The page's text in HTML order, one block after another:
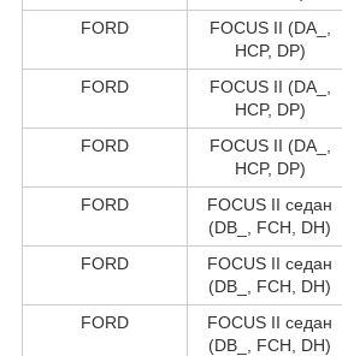
FORD
FOCUS II (DA_,
HCP, DP)
FORD
FOCUS II (DA_,
HCP, DP)
FORD
FOCUS II (DA_,
HCP, DP)
FORD
FOCUS II седан
(DB_, FCH, DH)
FORD
FOCUS II седан
(DB_, FCH, DH)
FORD
FOCUS II седан
(DB_, FCH, DH)